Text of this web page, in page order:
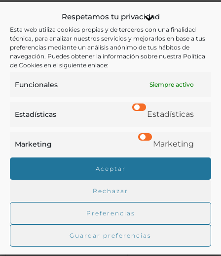
Respetamos tu privacidad
Esta web utiliza cookies propias y de terceros con una finalidad
técnica, para analizar nuestros servicios y mejorarlos en base a tus
preferencias mediante un análisis anónimo de tus hábitos de
navegación. Puedes obtener la información sobre nuestra Política
de Cookies en el siguiente enlace:
Funcionales Siempre activo
Estadísticas Estadísticas
Marketing Marketing
Aceptar
Rechazar
Preferencias
Guardar preferencias
Agricultura,Alimentos,Industria y Tecnología
Ver más libros con las palabras clave:
Aceite de oliva,Aceitunas,